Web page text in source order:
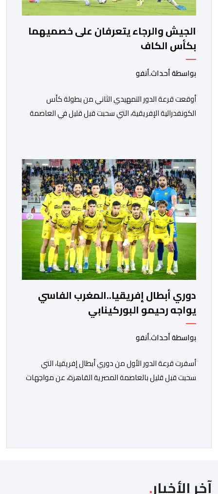
الجيش والرجاء يتعرفان على خصميهما
بكأس الكاف
بواسطة أحداث.أنفو
أوقعت قرعة الدور التمهيدي الثاني من بطولة كأس
الكونفدرالية الإفريقية، التي سحبت قبل قليل في العاصمة
ووسط القارة. ​وسيكون نادي الرجاء الرياضي على موعد مع
مواجهة المتأهل من المباراة التي تجمع بين إيل كانيمي
واريورز النيجيري ونادي أوديب ممثل […]
دوري أبطال إفريقيا..المغرب الفاسي
يواجه رحيمو البوركينابي
بواسطة أحداث.أنفو
أسفرت قرعة الدور الأول من دوري أبطال إفريقيا، التي
سحبت قبل قليل بالعاصمة المصرية القاهرة، عن مواجهات
الغامبي، حيث يطمح الفريق […]
آخر الأخبار